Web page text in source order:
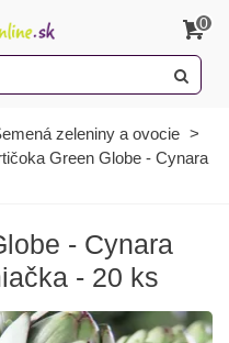
0
zeleniny a ovocie >
Green Globe - Cynara
- Cynara
- 20 ks